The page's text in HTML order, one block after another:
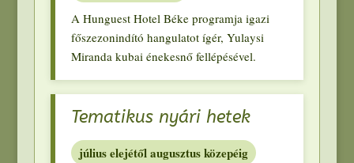
A Hunguest Hotel Béke programja igazi
főszezonindító hangulatot ígér, Yulaysi
Miranda kubai énekesnő fellépésével.
Tematikus nyári hetek
július elejétől augusztus közepéig